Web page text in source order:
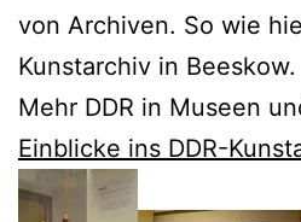
von Archiven. So wie
Kunstarchiv in Beeskow.
Mehr DDR in Museen
Einblicke ins DDR-